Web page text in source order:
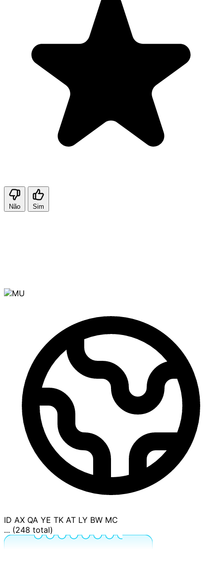
Não Sim
ID AX QA YE TK AT LY BW MC
... (248 total)